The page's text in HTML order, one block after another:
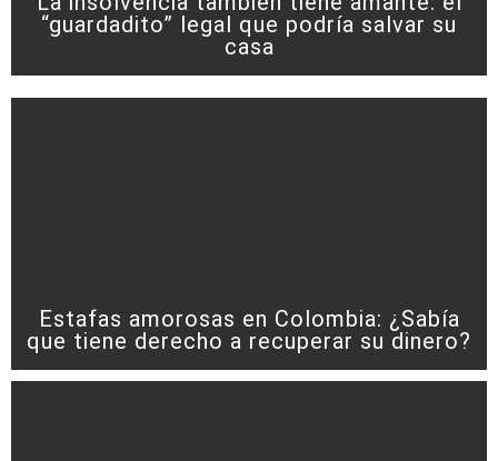
“guardadito” legal que podría salvar su
casa
Estafas amorosas en Colombia: ¿Sabía
que tiene derecho a recuperar su dinero?